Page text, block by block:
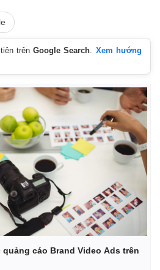
Multimedia
E-Magazine
Infographic
tiên trênGoogle Search
Xem hướng
cáo Brand Video Ads trên